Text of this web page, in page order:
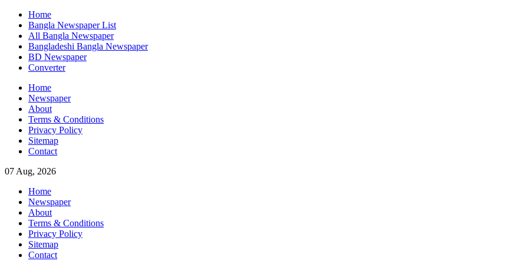
Skip
content
Home
Bangla Newspaper List
All Bangla Newspaper
Bangladeshi Bangla Newspaper
BD Newspaper
Converter
Home
Newspaper
About
Terms & Conditions
Privacy Policy
Sitemap
Contact
07 Aug, 2026
Home
Newspaper
About
Terms & Conditions
Privacy Policy
Sitemap
Contact